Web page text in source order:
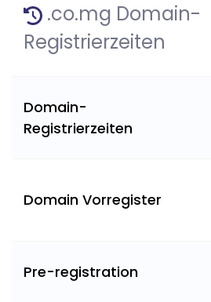
.co.mg Domain-
Registrierzeiten
Domain-
Registrierzeiten
Domain Vorregister
Pre-registration